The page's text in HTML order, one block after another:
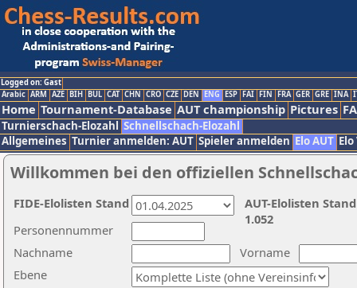
Logged on: Gast
Arabic ARM AZE BIH BUL CAT CHN CRO CZE DEN ENG ESP FAI FIN FRA GER GRE INA
Home Tournament-Database AUT championship Pictures
Turnierschach-Elozahl Schnellschach-Elozahl
Allgemeines Turnier anmelden: AUT Spieler anmelden Elo AUT
Willkommen bei den offiziellen
Nachname
Vorname
Ebene
Personennummer
AUT-Elolisten
1.052
FIDE-Elolisten Stand